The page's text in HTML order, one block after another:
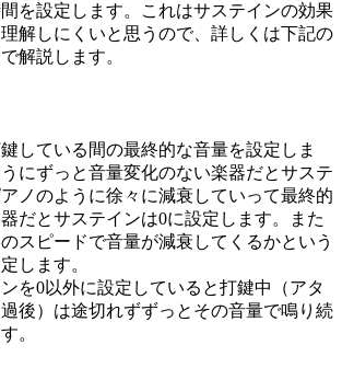
を設定します。これはサステインの効果
解しにくいと思うので、詳しくは下記の
解説します。
している間の最終的な音量を設定しま
にずっと音量変化のない楽器だとサステ
ノのように徐々に減衰していって最終的
だとサステインは0に設定します。また
スピードで音量が減衰してくるかという
します。
を0以外に設定していると打鍵中（アタ
後）は途切れずずっとその音量で鳴り続
。